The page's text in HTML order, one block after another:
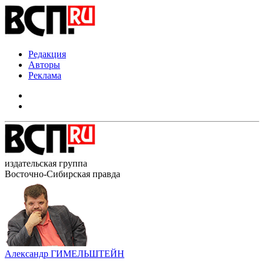
Редакция
Авторы
Реклама
издательская группа
Восточно-Сибирская правда
Александр ГИМЕЛЬШТЕЙН